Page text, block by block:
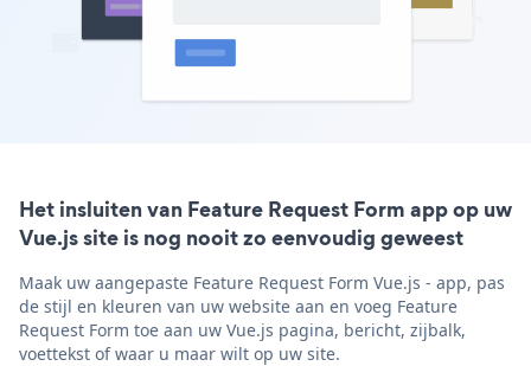
Het insluiten van Feature Request Form app op uw
Vue.js site is nog nooit zo eenvoudig geweest
Maak uw aangepaste Feature Request Form Vue.js - app, pas
de stijl en kleuren van uw website aan en voeg Feature
Request Form toe aan uw Vue.js pagina, bericht, zijbalk,
voettekst of waar u maar wilt op uw site.